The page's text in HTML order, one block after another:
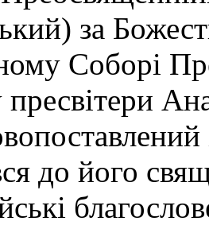
за
Соборі
до його